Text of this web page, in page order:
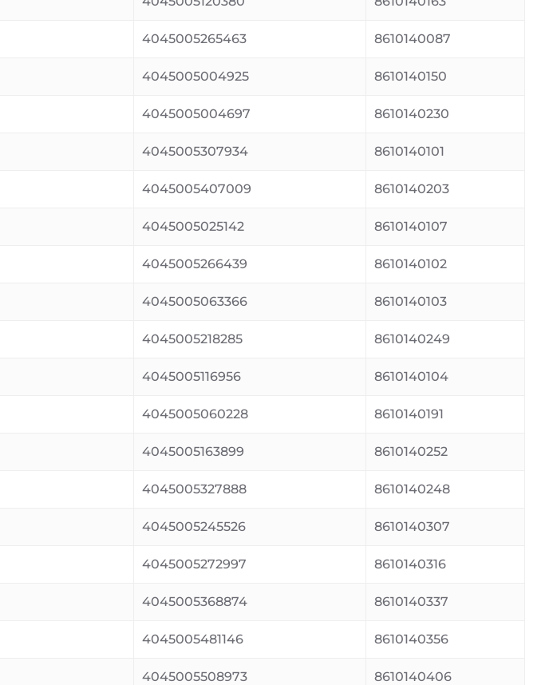
4045005265463 8610140087
4045005004925 8610140150
4045005004697 8610140230
4045005307934 8610140101
4045005407009 8610140203
4045005025142 8610140107
4045005266439 8610140102
4045005063366 8610140103
4045005218285 8610140249
4045005116956 8610140104
4045005060228 8610140191
4045005163899 8610140252
4045005327888 8610140248
4045005245526 8610140307
4045005272997 8610140316
4045005368874 8610140337
4045005481146 8610140356
4045005508973 8610140406